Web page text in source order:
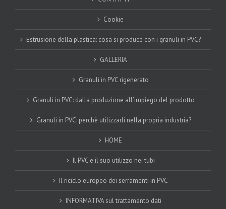
Cookie
Estrusione della plastica: cosa si produce con i granuli in PVC?
GALLERIA
Granuli in PVC rigenerato
Granuli in PVC: dalla produzione all’impiego del prodotto
Granuli in PVC: perchè utilizzarli nella propria industria?
HOME
Il PVC e il suo utilizzo nei tubi
Il riciclo europeo dei serramenti in PVC
INFORMATIVA sul trattamento dati